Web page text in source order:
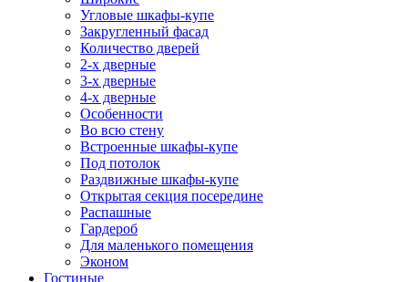
Угловые шкафы-купе
Закругленный фасад
Количество дверей
2-х дверные
3-х дверные
4-х дверные
Особенности
Во всю стену
Встроенные шкафы-купе
Под потолок
Раздвижные шкафы-купе
Открытая секция посередине
Распашные
Гардероб
Для маленького помещения
Эконом
Гостиные